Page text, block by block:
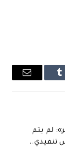
Tumblr
البريد
لم يتم
تنفيذي..